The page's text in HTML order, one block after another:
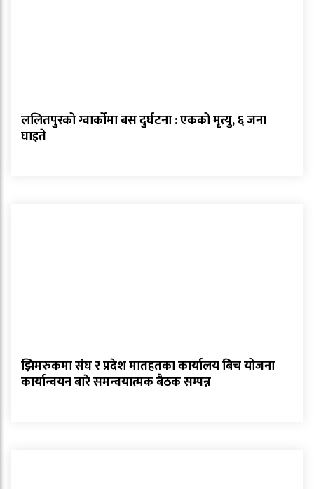
ललितपुरको ग्वार्कोमा बस दुर्घटना : एकको मृत्यु, ६ जना
घाइते
झिमरुकमा संघ र प्रदेश मातहतका कार्यालय बिच योजना
कार्यान्वयन बारे समन्वयात्मक बैठक सम्पन्न